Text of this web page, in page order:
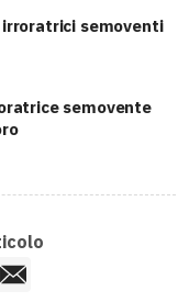
irroratrici semoventi
semovente